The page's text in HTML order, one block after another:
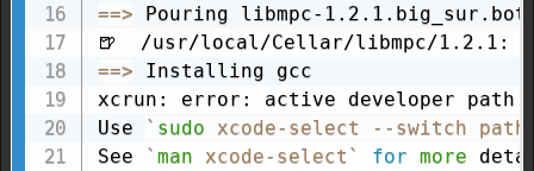
==> Pouring libmpc-
🍺  /usr/local/Cellar/libmpc/1.2.1:
==> Installing gcc
xcrun: error: active developer path
Use
` sudo xcode-select --switch
See
` man xcode-select ` for more